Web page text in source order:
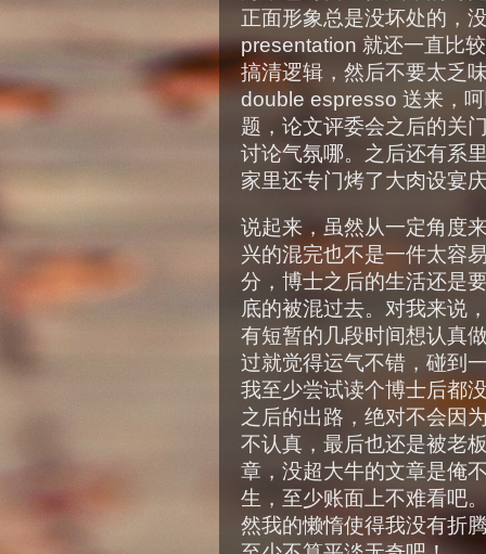
正面形象总是没坏处的，
presentation 就还一直比
搞清逻辑，然后不要太乏
double espresso 送来，
题，论文评委会之后的关
讨论气氛哪。之后还有系
家里还专门烤了大肉设宴
说起来，虽然从一定角度
兴的混完也不是一件太容
分，博士之后的生活还是
底的被混过去。对我来说
有短暂的几段时间想认真
过就觉得运气不错，碰到
我至少尝试读个博士后都
之后的出路，绝对不会因
不认真，最后也还是被老
章，没超大牛的文章是俺
生，至少账面上不难看吧
然我的懒惰使得我没有折